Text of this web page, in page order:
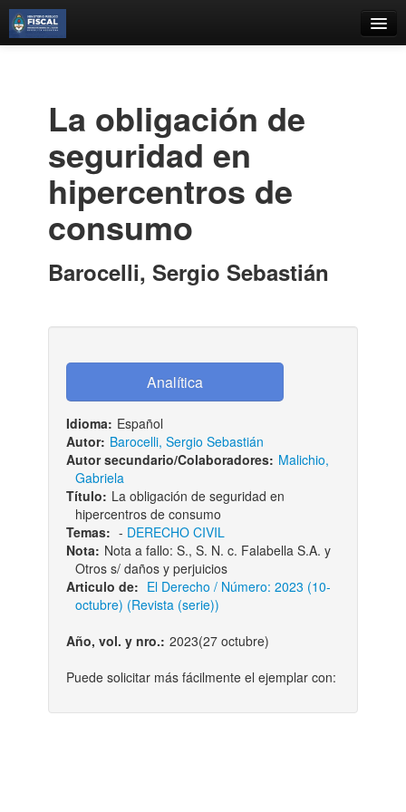
Estantes Virtuales
Contacto
Iniciar sesión
La obligación de
seguridad en
hipercentros de
consumo
Barocelli, Sergio Sebastián
Idioma: Español
Autor: Barocelli, Sergio Sebastián
Autor secundario/Colaboradores: Malichio,
Gabriela
Título: La obligación de seguridad en
hipercentros de consumo
Temas: - DERECHO CIVIL
Nota: Nota a fallo: S., S. N. c. Falabella S.A. y
Otros s/ daños y perjuicios
Articulo de: El Derecho / Número: 2023 (10-
octubre) (Revista (serie))
Año, vol. y nro.: 2023(27 octubre)
Puede solicitar más fácilmente el ejemplar con: